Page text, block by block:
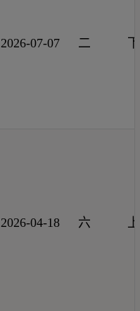
2026-07-07 二
2026-04-18 六